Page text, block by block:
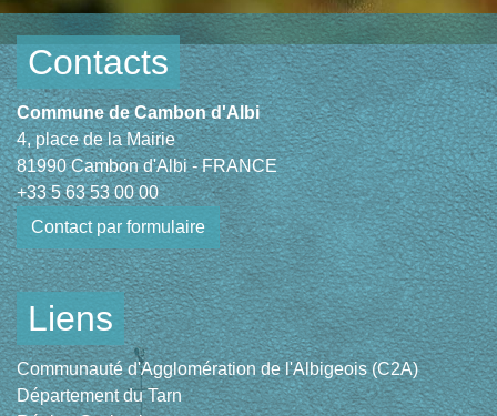
Contacts
Commune de Cambon d'Albi
4, place de la Mairie
81990 Cambon d'Albi - FRANCE
+33 5 63 53 00 00
Contact par formulaire
Liens
Communauté d'Agglomération de l'Albigeois (C2A)
Département du Tarn